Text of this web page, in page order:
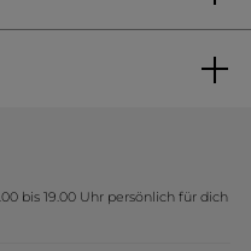
bis 19.00 Uhr persönlich für dich